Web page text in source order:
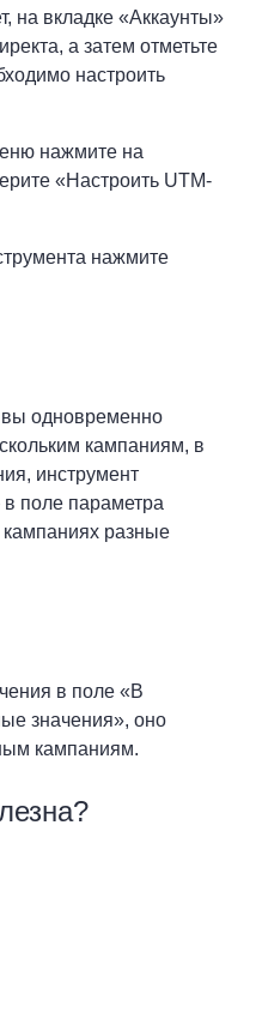
на вкладке «Аккаунты»
а затем отметьте
настроить
нажмите на
«Настроить UTM-
нажмите
одновременно
кампаниям, в
инструмент
поле параметра
разные
в поле «В
значения», оно
кампаниям.